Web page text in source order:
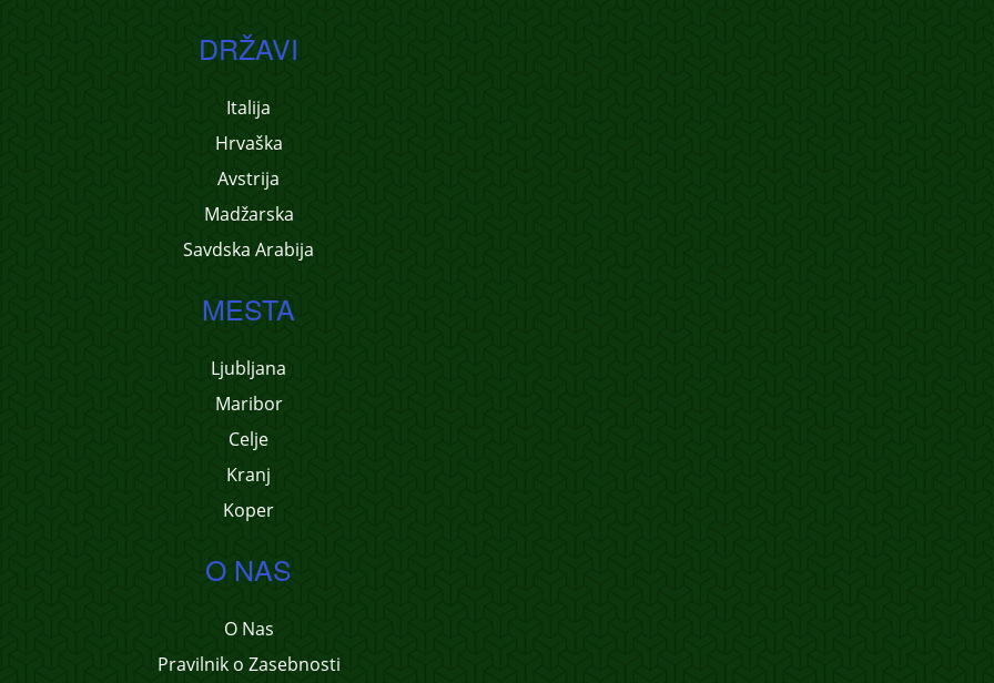
DRŽAVI
Italija
Hrvaška
Avstrija
Madžarska
Savdska Arabija
MESTA
Ljubljana
Maribor
Celje
Kranj
Koper
O NAS
O Nas
Pravilnik o Zasebnosti